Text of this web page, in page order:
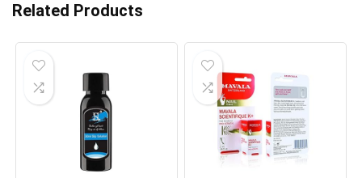
Related Products